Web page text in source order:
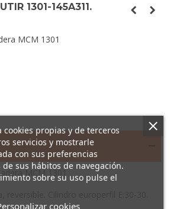
1301-145A311.
MCM 1301
MCM 1301
reversible. Cilindro europerfil E:30-30.
propias y de terceros
servicios y mostrarle
con sus preferencias
sus hábitos de navegación.
sobre su uso pulse el
cookies